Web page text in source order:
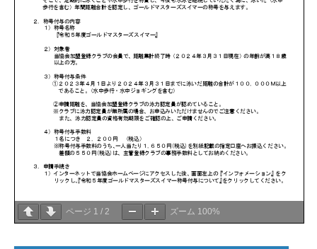
ページ 1 / 2 ズーム 100%